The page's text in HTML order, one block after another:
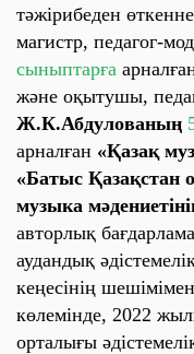
тәжірибеден
магистр, педагог-
сыныптарға
және оқытушы,
Ж.К.Абдулованың
арналған «Қазақ
«Батыс Қазақстан
музыка
авторлық
аудандық
кеңесінің
көлемінде, 2022
орталығы